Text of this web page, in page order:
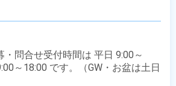
問合せ受付時間は 平日 9:00～
～18:00 です。（GW・お盆は土日